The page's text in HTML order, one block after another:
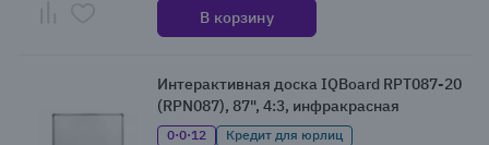
В корзину
Интерактивная доска IQBoard RPT087-20
(RPN087), 87", 4:3, инфракрасная
0·0·12
Кредит для юрлиц